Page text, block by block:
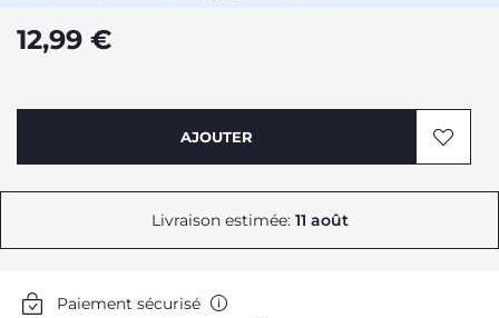
12,99 €
AJOUTER
Livraison estimée: 11 août
Paiement sécurisé